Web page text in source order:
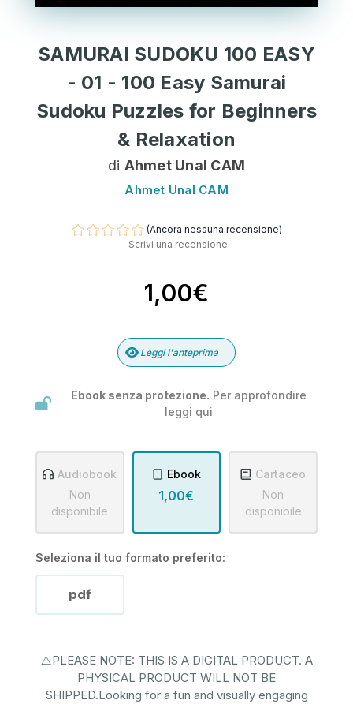
SAMURAI SUDOKU 100 EASY
- 01 - 100 Easy Samurai
Sudoku Puzzles for Beginners
& Relaxation
di Ahmet Unal CAM
Ahmet Unal CAM
(Ancora nessuna recensione)
Scrivi una recensione
1,00€
Leggi l'anteprima
Ebook senza protezione. Per approfondire
leggi qui
Audiobook
Non
disponibile
Ebook
1,00€
Cartaceo
Non
disponibile
Seleziona il tuo formato preferito:
pdf
⚠️PLEASE NOTE: THIS IS A DIGITAL PRODUCT. A
PHYSICAL PRODUCT WILL NOT BE
SHIPPED.Looking for a fun and visually engaging